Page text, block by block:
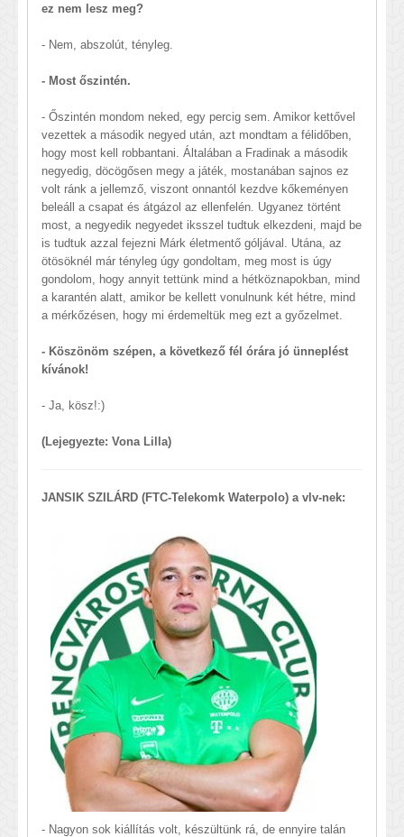
ez nem lesz meg?
- Nem, abszolút, tényleg.
- Most őszintén.
- Őszintén mondom neked, egy percig sem. Amikor kettővel
vezettek a második negyed után, azt mondtam a félidőben,
hogy most kell robbantani. Általában a Fradinak a második
negyedig, döcögősen megy a játék, mostanában sajnos ez
volt ránk a jellemző, viszont onnantól kezdve kőkeményen
beleáll a csapat és átgázol az ellenfelén. Ugyanez történt
most, a negyedik negyedet iksszel tudtuk elkezdeni, majd be
is tudtuk azzal fejezni Márk életmentő góljával. Utána, az
ötösöknél már tényleg úgy gondoltam, meg most is úgy
gondolom, hogy annyit tettünk mind a hétköznapokban, mind
a karantén alatt, amikor be kellett vonulnunk két hétre, mind
a mérkőzésen, hogy mi érdemeltük meg ezt a győzelmet.
- Köszönöm szépen, a következő fél órára jó ünneplést
kívánok!
- Ja, kösz!:)
(Lejegyezte: Vona Lilla)
JANSIK SZILÁRD (FTC-Telekomk Waterpolo) a vlv-nek:
- Nagyon sok kiállítás volt, készültünk rá, de ennyire talán